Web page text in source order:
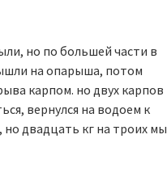
но по большей части в
на опарыша, потом
карпом. но двух карпов
вернулся на водоем к
двадцать кг на троих мы